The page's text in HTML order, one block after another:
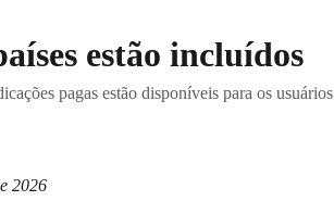
estão incluídos
pagas estão disponíveis para os usuários
2026